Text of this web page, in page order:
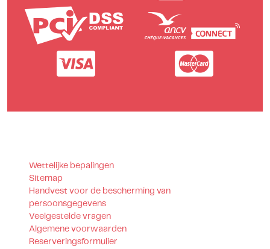
Wettelijke bepalingen
Sitemap
Handvest voor de bescherming van
persoonsgegevens
Veelgestelde vragen
Algemene voorwaarden
Reserveringsformulier